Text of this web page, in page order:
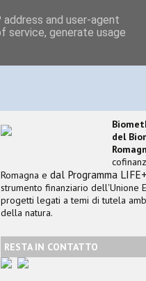
CHI SIAMO CONTATTI
del
Romagna e dal Programma LIFE+
strumento finanziario dell'Unione
progetti legati a temi di tutela
della natura.
RESTA IN CONTATTO
and user-agent
service, generate usage